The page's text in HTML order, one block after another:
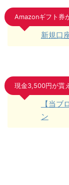
Amazonギフト券
新規口
現金3,500円が貰
【当
ン